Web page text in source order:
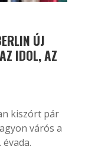
ÚJ
IDOL, AZ
kiszórt pár
várós a